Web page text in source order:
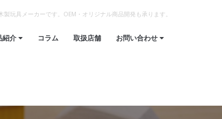
玩具メーカーです。OEM・オリジナル商品開発も承ります。
紹介 コラム 取扱店舗 お問い合わせ